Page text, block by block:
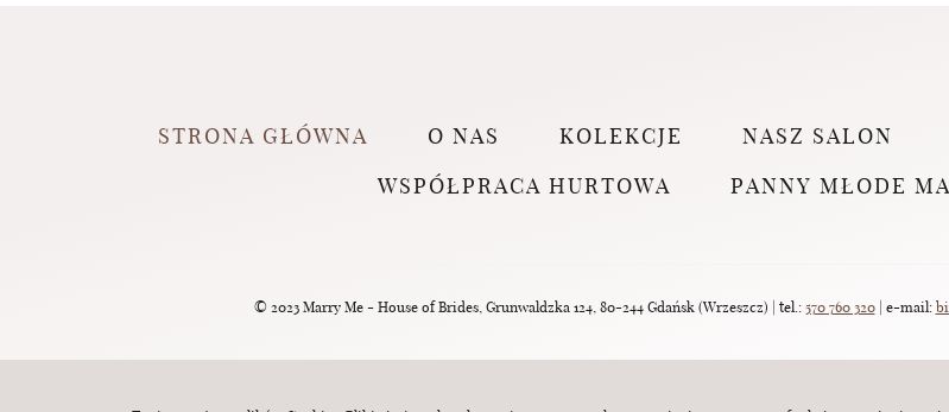
STRONA GŁÓWNA O NAS KOLEKCJE NASZ SALON
WSPÓŁPRACA HURTOWA PANNY MŁODE
© 2023 Marry Me - House of Brides, Grunwaldzka 124, 80-244 Gdańsk (Wrzeszcz) | tel.: 570 760 320| e-mail: